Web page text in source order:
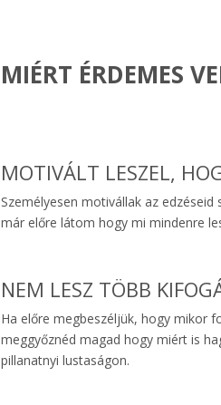
MIÉRT ÉRDEMES
MOTIVÁLT LESZEL,
Személyesen motivállak az
már előre látom hogy mi mindenre
NEM LESZ TÖBB
Ha előre megbeszéljük, hogy mikor
meggyőznéd magad hogy miért is
pillanatnyi lustaságon.